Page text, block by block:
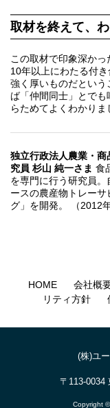
取材を終えて、
この取材で印象深か
10年以上にわたる付
強く厚いものだとい
ば「仲間同士」とで
らためてよくわかりま
独立行政法人農業・
究員 杉山 純一さま 食
を専門に行う研究員
ースの農産物トレー
グ」を開発。 （2012
HOME 会社概
リティ方針
(株)ユ
〒113-0034
Copyright